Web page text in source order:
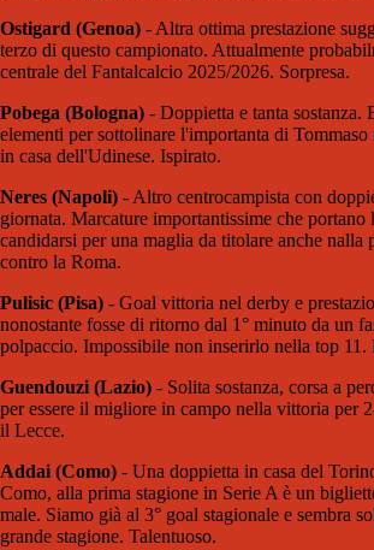
Ostigard (Genoa) - Altra ottima prestazione
terzo di questo campionato. Attualmente
centrale del Fantalcalcio 2025/2026. Sorpresa.
Pobega (Bologna) - Doppietta e tanta sostanza.
elementi per sottolinare l'importanta di
in casa dell'Udinese. Ispirato.
Neres (Napoli) - Altro centrocampista con
giornata. Marcature importantissime che portano
candidarsi per una maglia da titolare anche nalla
contro la Roma.
Pulisic (Pisa) - Goal vittoria nel derby e
nonostante fosse di ritorno dal 1° minuto da un
polpaccio. Impossibile non inserirlo nella top 11.
Guendouzi (Lazio) - Solita sostanza, corsa a
per essere il migliore in campo nella vittoria per
il Lecce.
Addai (Como) - Una doppietta in casa del
Como, alla prima stagione in Serie A è un
male. Siamo già al 3° goal stagionale e sembra
grande stagione. Talentuoso.